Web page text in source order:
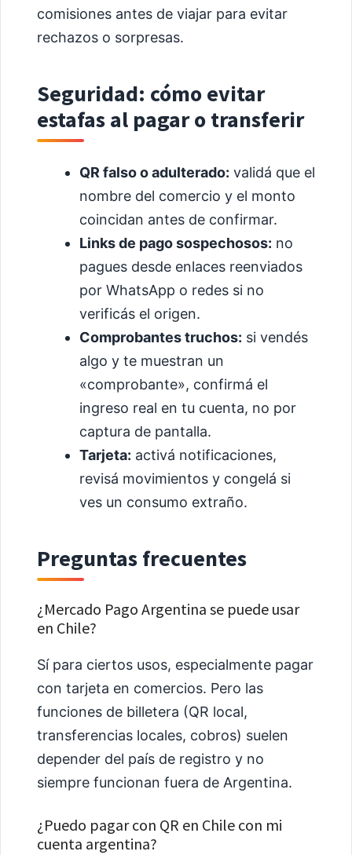
comisiones antes de viajar para evitar
rechazos o sorpresas.
Seguridad: cómo evitar
estafas al pagar o transferir
QR falso o adulterado: validá que el
nombre del comercio y el monto
coincidan antes de confirmar.
Links de pago sospechosos: no
pagues desde enlaces reenviados
por WhatsApp o redes si no
verificás el origen.
Comprobantes truchos: si vendés
algo y te muestran un
«comprobante», confirmá el
ingreso real en tu cuenta, no por
captura de pantalla.
Tarjeta: activá notificaciones,
revisá movimientos y congelá si
ves un consumo extraño.
Preguntas frecuentes
¿Mercado Pago Argentina se puede usar
en Chile?
Sí para ciertos usos, especialmente pagar
con tarjeta en comercios. Pero las
funciones de billetera (QR local,
transferencias locales, cobros) suelen
depender del país de registro y no
siempre funcionan fuera de Argentina.
¿Puedo pagar con QR en Chile con mi
cuenta argentina?